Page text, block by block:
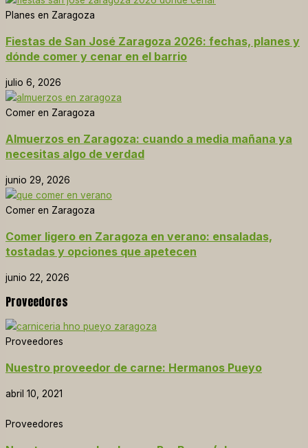
Planes en Zaragoza
Fiestas de San José Zaragoza 2026: fechas, planes y
dónde comer y cenar en el barrio
julio 6, 2026
Comer en Zaragoza
Almuerzos en Zaragoza: cuando a media mañana ya
necesitas algo de verdad
junio 29, 2026
Comer en Zaragoza
Comer ligero en Zaragoza en verano: ensaladas,
tostadas y opciones que apetecen
junio 22, 2026
Proveedores
Proveedores
Nuestro proveedor de carne: Hermanos Pueyo
abril 10, 2021
Proveedores